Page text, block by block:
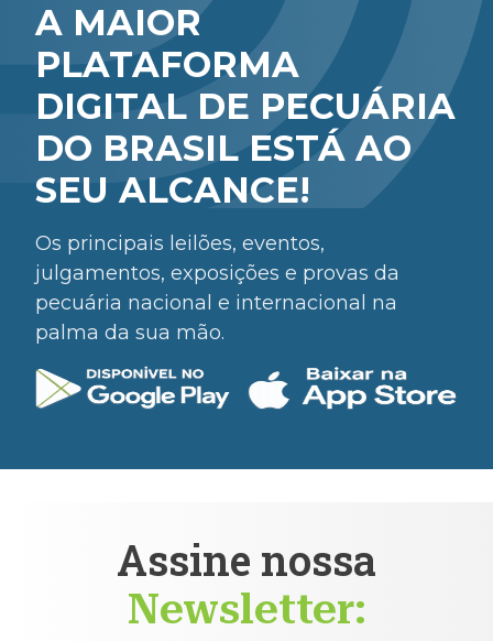
A MAIOR
PLATAFORMA
DIGITAL DE PECUÁRIA
DO BRASIL ESTÁ AO
SEU ALCANCE!
Os principais leilões, eventos,
julgamentos, exposições e provas da
pecuária nacional e internacional na
palma da sua mão.
Assine nossa
Newsletter: